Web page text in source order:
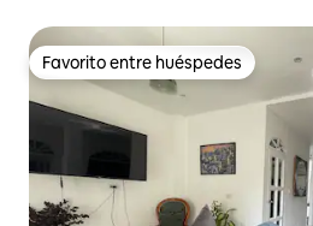
Favorito entre huéspedes
Favorito entre huéspedes